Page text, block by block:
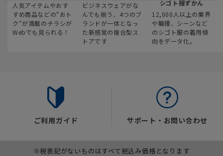
人気アイテムやおす
すめ商品などの“おト
ク“が満載のチラシが
Webでも見られる！
ビジネスウェアがな
んでも揃う、4つのブ
ランドが一体となっ
た新感覚の複合型ス
トアです
シゴト服ずかん
12,000人以上の業界
や職種、シーンなど
のシゴト服の着用傾
向をデータ化。
ご利用ガイド サポート・お問い合わせ
※税表記がないものはすべて税込み価格となります